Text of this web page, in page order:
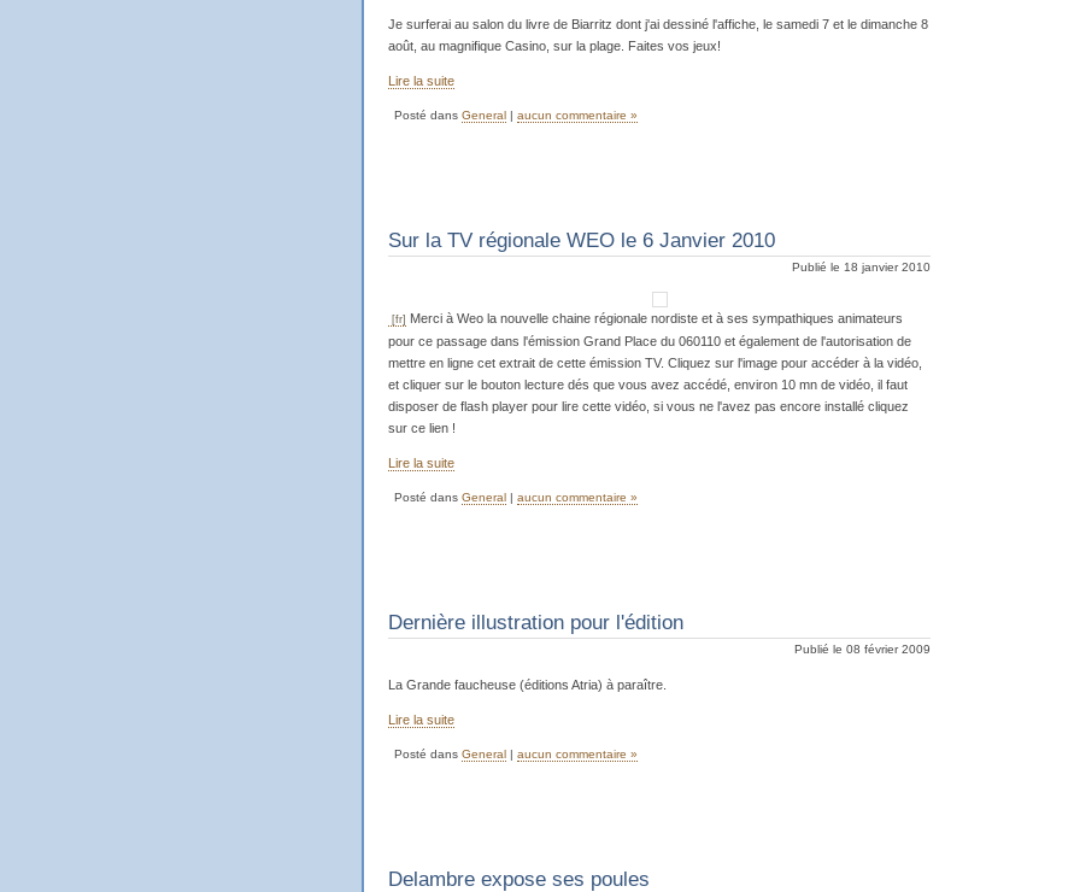
Je surferai au salon du livre de Biarritz dont j'ai dessiné l'affiche, le samedi 7 et le dimanche 8
août, au magnifique Casino, sur la plage. Faites vos jeux!
Lire la suite
Posté dans General | aucun commentaire »
Sur la TV régionale WEO le 6 Janvier 2010
Publié le 18 janvier 2010
Merci à Weo la nouvelle chaine régionale nordiste et à ses sympathiques animateurs
pour ce passage dans l'émission Grand Place du 060110 et également de l'autorisation de
mettre en ligne cet extrait de cette émission TV. Cliquez sur l'image pour accéder à la vidéo,
et cliquer sur le bouton lecture dés que vous avez accédé, environ 10 mn de vidéo, il faut
disposer de flash player pour lire cette vidéo, si vous ne l'avez pas encore installé cliquez
sur ce lien !
Lire la suite
Posté dans General | aucun commentaire »
Dernière illustration pour l'édition
Publié le 08 février 2009
La Grande faucheuse (éditions Atria) à paraître.
Lire la suite
Posté dans General | aucun commentaire »
Delambre expose ses poules